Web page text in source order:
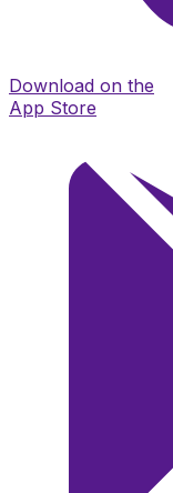
Download on the
App Store